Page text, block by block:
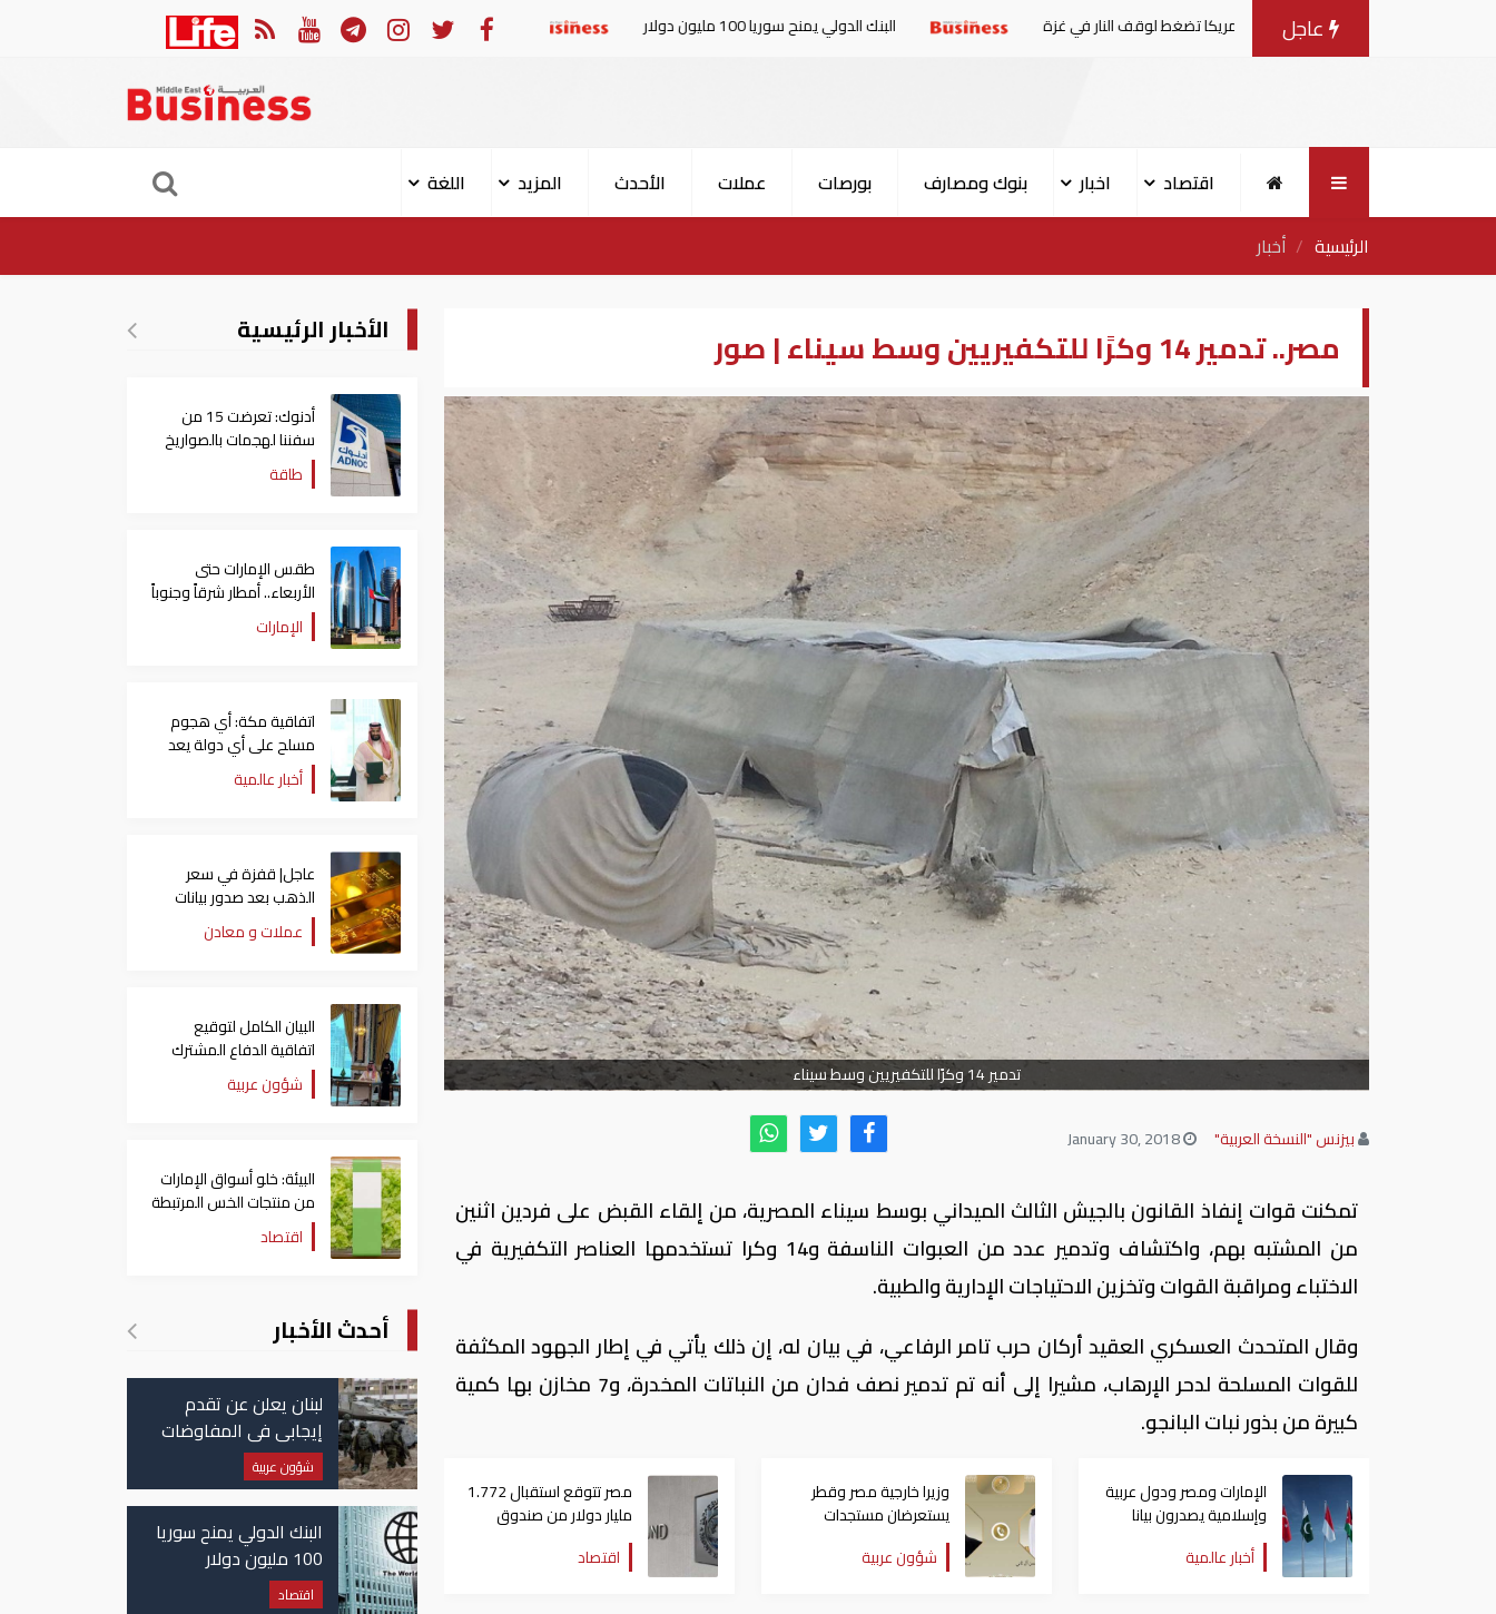
عاجل
مع إسرائيل.. وأمريكا تضغط لوقف النار في غزة البنك الدولي يمنح سوريا 100 مليون دولار الإمارات والبرلمان العربي والجامعة العربية يدينون الهجوم الحوثي على نجران بالسعودية
اقتصاد اخبار بنوك ومصارف بورصات عملات الأحدث المزيد
اللغة
الرئيسية
أخبار
مصر.. تدمير 14 وكرًا للتكفيريين وسط سيناء | صور
تدمير 14 وكرًا للتكفيريين وسط سيناء
بيزنس "النسخة العربية"
تمكنت قوات إنفاذ القانون بالجيش الثالث الميداني بوسط سيناء المصرية، من إلقاء القبض على فردين اثنين
من المشتبه بهم، واكتشاف وتدمير عدد من العبوات الناسفة و14 وكرا تستخدمها العناصر التكفيرية في
الاختباء ومراقبة القوات وتخزين الاحتياجات الإدارية والطبية.
وقال المتحدث العسكري العقيد أركان حرب تامر الرفاعي، في بيان له، إن ذلك يأتي في إطار الجهود المكثفة
للقوات المسلحة لدحر الإرهاب، مشيرا إلى أنه تم تدمير نصف فدان من النباتات المخدرة، و7 مخازن بها كمية
كبيرة من بذور نبات البانجو.
الإمارات ومصر ودول عربية
وإسلامية يصدرون بيانا
مشتركا بشأن الانتهاكات
الإسرائيلية في غزة
أخبار عالمية
وزيرا خارجية مصر وقطر
يستعرضان مستجدات
التحركات الإقليمية
شؤون عربية
مصر تتوقع استقبال 1.772
مليار دولار من صندوق
النقد خلال أيام
اقتصاد
الأخبار الرئيسية
أدنوك: تعرضت 15 من
سفننا لهجمات بالصواريخ
والطائرات المسيّرة منذ
بداية النزاع
طاقة
طقس الإمارات حتى
الأربعاء.. أمطار شرقاً وجنوباً
وانخفاض تدريجي للحرارة
الإمارات
اتفاقية مكة: أي هجوم
مسلح على أي دولة يعد
هجوما على الدول الثلاث
جميعا
أخبار عالمية
عاجل| قفزة في سعر
الذهب بعد صدور بيانات
الوظائف الأمريكية
عملات و معادن
البيان الكامل لتوقيع
اتفاقية الدفاع المشترك
بين السعودية وتركيا
وباكستان
شؤون عربية
البيئة: خلو أسواق الإمارات
من منتجات الخس المرتبطة
بتفشي داء السيكلوسبورا
اقتصاد
أحدث الأخبار
لبنان يعلن عن تقدم
إيجابي في المفاوضات
مع إسرائيل.. وأمريكا
تضغط لوقف النار في
غزة
شؤون عربية
البنك الدولي يمنح سوريا
100 مليون دولار
اقتصاد